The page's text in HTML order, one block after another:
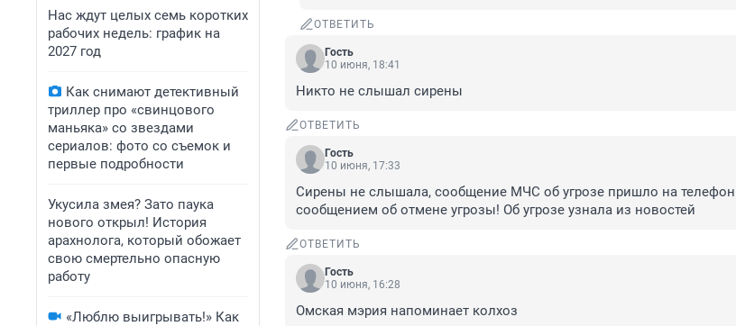
Нас ждут целых семь коротких
рабочих недель: график на
2027 год
Как снимают детективный
триллер про «свинцового
маньяка» со звездами
сериалов: фото со съемок и
первые подробности
Укусила змея? Зато паука
нового открыл! История
арахнолога, который обожает
свою смертельно опасную
работу
«Люблю выигрывать!» Как
ОТВЕТИТЬ
Гость
10 июня, 18:41
Никто не слышал сирены
ОТВЕТИТЬ
Гость
10 июня, 17:33
Сирены не слышала, сообщение МЧС об угрозе пришло на телефон
сообщением об отмене угрозы! Об угрозе узнала из новостей
ОТВЕТИТЬ
Гость
10 июня, 16:28
Омская мэрия напоминает колхоз